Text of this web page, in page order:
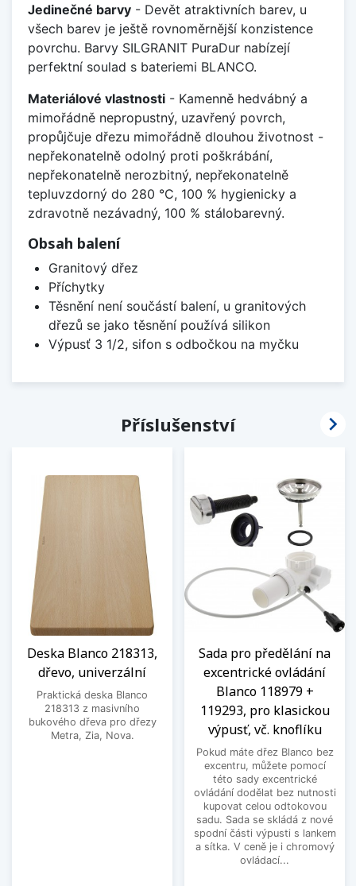
Jedinečné barvy - Devět atraktivních barev, u
všech barev je ještě rovnoměrnější konzistence
povrchu. Barvy SILGRANIT PuraDur nabízejí
perfektní soulad s bateriemi BLANCO.
Materiálové vlastnosti - Kamenně hedvábný a
mimořádně nepropustný, uzavřený povrch,
propůjčuje dřezu mimořádně dlouhou životnost -
nepřekonatelně odolný proti poškrábání,
nepřekonatelně nerozbitný, nepřekonatelně
tepluvzdorný do 280 °C, 100 % hygienicky a
zdravotně nezávadný, 100 % stálobarevný.
Obsah balení
Granitový dřez
Příchytky
Těsnění není součástí balení, u granitových
dřezů se jako těsnění používá silikon
Výpusť 3 1/2, sifon s odbočkou na myčku
Příslušenství
Deska Blanco 218313,
dřevo, univerzální
Praktická deska Blanco
218313 z masivního
bukového dřeva pro dřezy
Metra, Zia, Nova.
Sada pro předělání na
excentrické ovládání
Blanco 118979 +
119293, pro klasickou
výpusť, vč. knoflíku
Pokud máte dřez Blanco bez
excentru, můžete pomocí
této sady excentrické
ovládání dodělat bez nutnosti
kupovat celou odtokovou
sadu. Sada se skládá z nové
spodní části výpusti s lankem
a sítka. V ceně je i chromový
ovládací...
